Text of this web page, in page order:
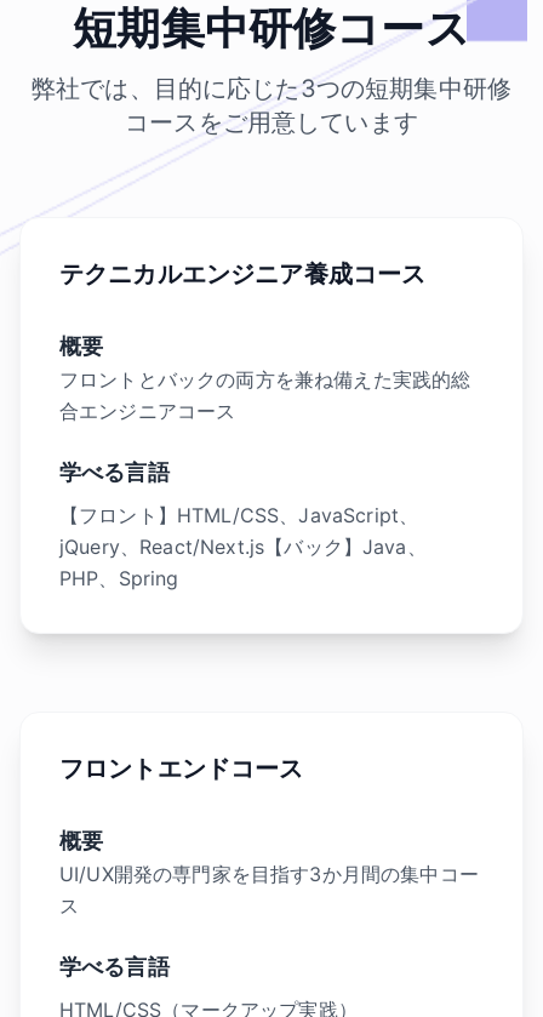
短期集中研修コース
弊社では、目的に応じた3つの短期集中研修
コースをご用意しています
テクニカルエンジニア養成コース
概要
フロントとバックの両方を兼ね備えた実践的総
合エンジニアコース
学べる言語
【フロント】HTML/CSS、JavaScript、
jQuery、React/Next.js【バック】Java、
PHP、Spring
フロントエンドコース
概要
UI/UX開発の専門家を目指す3か月間の集中コー
ス
学べる言語
HTML/CSS（マークアップ実践）